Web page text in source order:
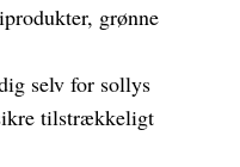
grønne
selv for sollys
tilstrækkeligt